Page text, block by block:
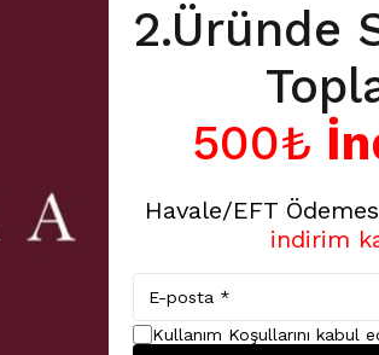
2.Üründe
500₺
Havale/EFT
indirim
Kullanım Koşullarını kabul